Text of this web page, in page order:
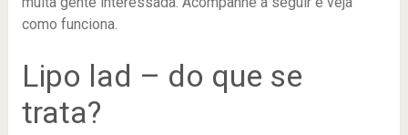
como funciona.
Lipo lad – do que se
trata?